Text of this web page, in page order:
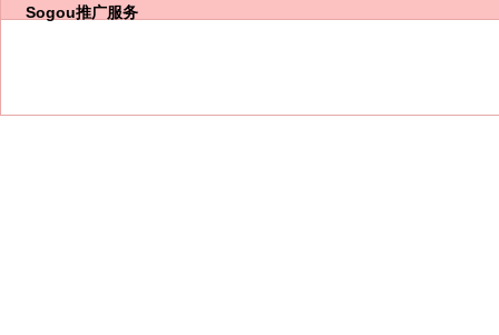
Sogou推广服务